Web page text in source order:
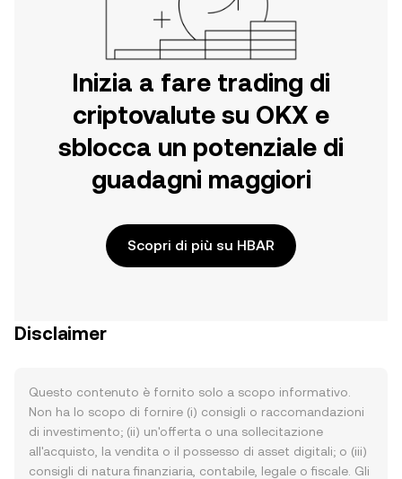
Inizia a fare trading di
criptovalute su OKX e
sblocca un potenziale di
guadagni maggiori
Scopri di più su HBAR
Disclaimer
Questo contenuto è fornito solo a scopo informativo.
Non ha lo scopo di fornire (i) consigli o raccomandazioni
di investimento; (ii) un'offerta o una sollecitazione
all'acquisto, la vendita o il possesso di asset digitali; o (iii)
consigli di natura finanziaria, contabile, legale o fiscale. Gli